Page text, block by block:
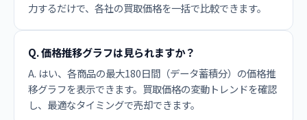
力するだけで、各社の買取価格を一括で比較できます。
Q. 価格推移グラフは見られますか？
A. はい、各商品の最大180日間（データ蓄積分）の価格推
移グラフを表示できます。買取価格の変動トレンドを確認
し、最適なタイミングで売却できます。